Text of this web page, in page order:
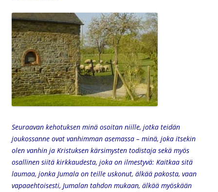
Seuraavan kehotuksen minä osoitan niille, jotka teidän
joukossanne ovat vanhimman asemassa – minä, joka itsekin
olen vanhin ja Kristuksen kärsimysten todistaja sekä myös
osallinen siitä kirkkaudesta, joka on ilmestyvä: Kaitkaa sitä
laumaa, jonka Jumala on teille uskonut, älkää pakosta, vaan
vapaaehtoisesti, Jumalan tahdon mukaan, älkää myöskään